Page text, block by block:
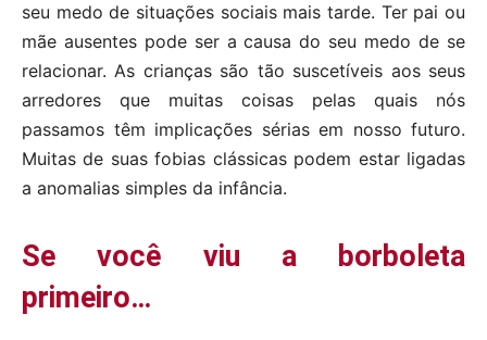
seu medo de situações sociais mais tarde. Ter pai ou
mãe ausentes pode ser a causa do seu medo de se
relacionar. As crianças são tão suscetíveis aos seus
arredores que muitas coisas pelas quais nós
passamos têm implicações sérias em nosso futuro.
Muitas de suas fobias clássicas podem estar ligadas
a anomalias simples da infância.
Se você viu a borboleta
primeiro…